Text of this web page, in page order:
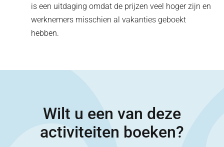
is een uitdaging omdat de prijzen veel hoger zijn en
werknemers misschien al vakanties geboekt
hebben.
Wilt u een van deze
activiteiten boeken?